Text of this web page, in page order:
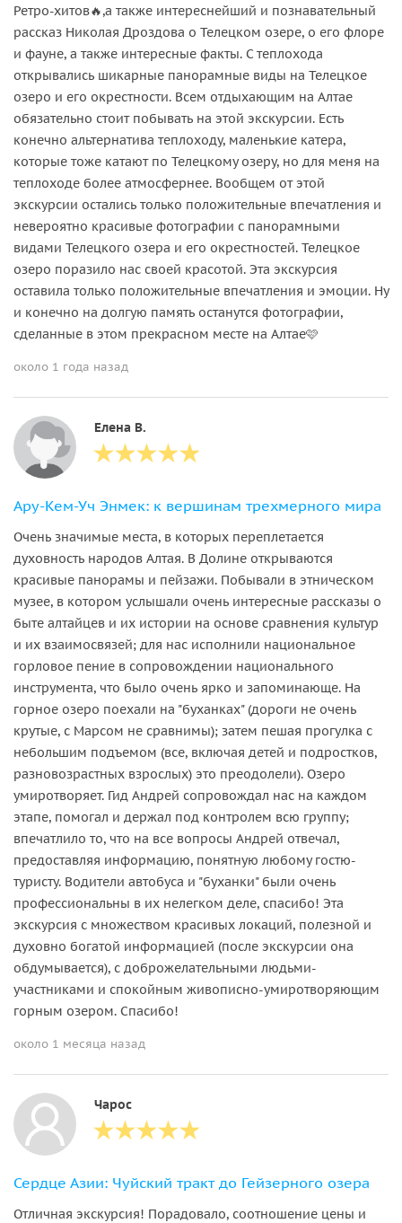
Ретро-хитов🔥,а также интереснейший и познавательный
рассказ Николая Дроздова о Телецком озере, о его флоре
и фауне, а также интересные факты. С теплохода
открывались шикарные панорамные виды на Телецкое
озеро и его окрестности. Всем отдыхающим на Алтае
обязательно стоит побывать на этой экскурсии. Есть
конечно альтернатива теплоходу, маленькие катера,
которые тоже катают по Телецкому озеру, но для меня на
теплоходе более атмосфернее. Вообщем от этой
экскурсии остались только положительные впечатления и
невероятно красивые фотографии с панорамными
видами Телецкого озера и его окрестностей. Телецкое
озеро поразило нас своей красотой. Эта экскурсия
оставила только положительные впечатления и эмоции. Ну
и конечно на долгую память останутся фотографии,
сделанные в этом прекрасном месте на Алтае🩷
около 1 года назад
Елена В.
Ару-Кем-Уч Энмек: к вершинам трехмерного мира
Очень значимые места, в которых переплетается
духовность народов Алтая. В Долине открываются
красивые панорамы и пейзажи. Побывали в этническом
музее, в котором услышали очень интересные рассказы о
быте алтайцев и их истории на основе сравнения культур
и их взаимосвязей; для нас исполнили национальное
горловое пение в сопровождении национального
инструмента, что было очень ярко и запоминающе. На
горное озеро поехали на "буханках" (дороги не очень
крутые, с Марсом не сравнимы); затем пешая прогулка с
небольшим подъемом (все, включая детей и подростков,
разновозрастных взрослых) это преодолели). Озеро
умиротворяет. Гид Андрей сопровождал нас на каждом
этапе, помогал и держал под контролем всю группу;
впечатлило то, что на все вопросы Андрей отвечал,
предоставляя информацию, понятную любому гостю-
туристу. Водители автобуса и "буханки" были очень
профессиональны в их нелегком деле, спасибо! Эта
экскурсия с множеством красивых локаций, полезной и
духовно богатой информацией (после экскурсии она
обдумывается), с доброжелательными людьми-
участниками и спокойным живописно-умиротворяющим
горным озером. Спасибо!
около 1 месяца назад
Чарос
Сердце Азии: Чуйский тракт до Гейзерного озера
Отличная экскурсия! Порадовало, соотношение цены и